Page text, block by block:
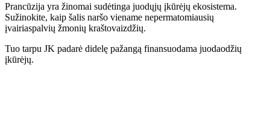
Prancūzija yra žinomai sudėtinga juodųjų įkūrėjų ekosistema.
Sužinokite, kaip šalis naršo viename nepermatomiausių
įvairiaspalvių žmonių kraštovaizdžių.
Tuo tarpu JK padarė didelę pažangą finansuodama juodaodžių
įkūrėjų.